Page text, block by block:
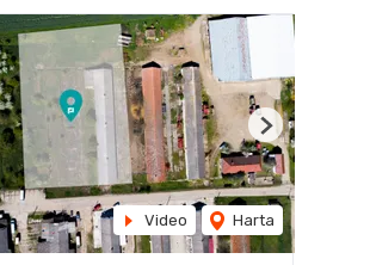
Video Harta
Next